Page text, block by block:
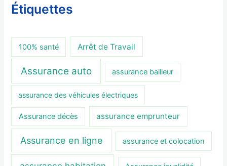
Étiquettes
100% santé Arrêt de Travail
Assurance auto assurance bailleur
assurance des véhicules électriques
Assurance décès assurance emprunteur
Assurance en ligne assurance et colocation